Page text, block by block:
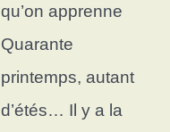
qu’on apprenne
Quarante
printemps, autant
d’étés… Il y a la